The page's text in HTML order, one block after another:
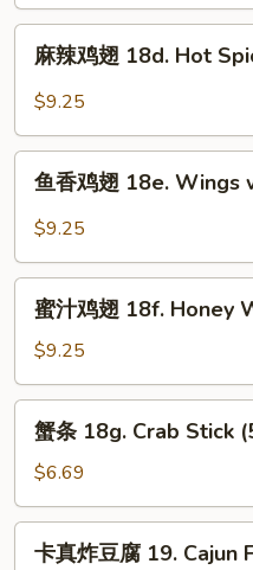
18b.
Cajun
(8pc)
麻
18d.
Hot
Wings
(8pc)
麻辣鸡翅 18d. Hot
$9.25
鱼
18e.
Wings
Garlic
Sauce
(8pc)
鱼香鸡翅 18e. Wings
$9.25
蜜
翅
18f.
Honey
Wings
(8pc)
蜜汁鸡翅 18f. Honey
$9.25
蟹
18g.
Crab
Stick
(5)
蟹条 18g. Crab Stick
$6.69
卡
卡真炸豆腐 19. Cajun